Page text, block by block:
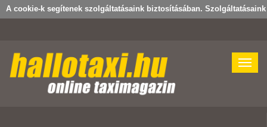
A cookie-k segítenek szolgáltatásaink biztosításában.
Toggle